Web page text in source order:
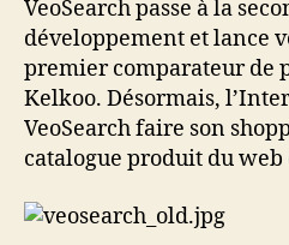
VeoSearch passe à la
développement et lance
premier comparateur de
Kelkoo. Désormais,
VeoSearch faire son
catalogue produit du web